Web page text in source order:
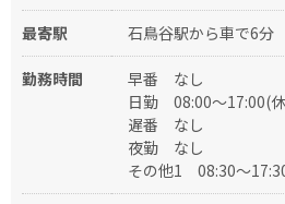
最寄駅 石鳥谷駅から車で6分
勤務時間 早番
なし
日勤
08:00～17:00(
遅番
なし
夜勤
なし
その他1
08:30～